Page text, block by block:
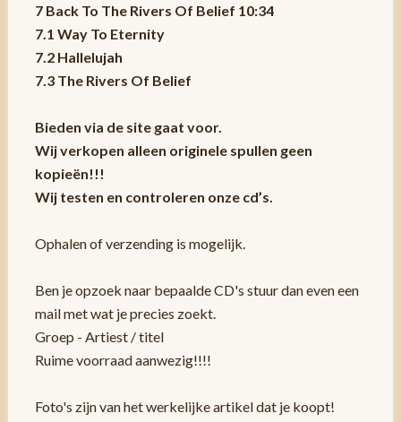
7 Back To The Rivers Of Belief 10:34
7.1 Way To Eternity
7.2 Hallelujah
7.3 The Rivers Of Belief
Bieden via de site gaat voor.
Wij verkopen alleen originele spullen geen
kopieën!!!
Wij testen en controleren onze cd’s.
Ophalen of verzending is mogelijk.
Ben je opzoek naar bepaalde CD's stuur dan even een
mail met wat je precies zoekt.
Groep - Artiest / titel
Ruime voorraad aanwezig!!!!
Foto's zijn van het werkelijke artikel dat je koopt!